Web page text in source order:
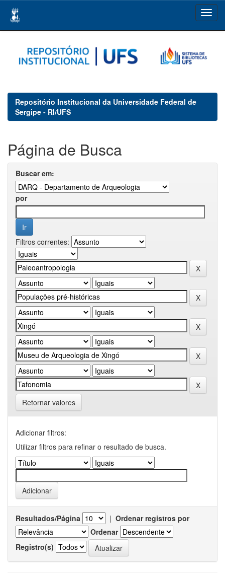
navigation
Repositório Institucional da Universidade Federal de
Sergipe - RI/UFS
Página de Busca
Buscar em:
por
Filtros correntes:
Retornar valores
Adicionar filtros:
Utilizar filtros para refinar o resultado de busca.
Resultados/Página | Ordenar registros por
Ordenar
Registro(s)